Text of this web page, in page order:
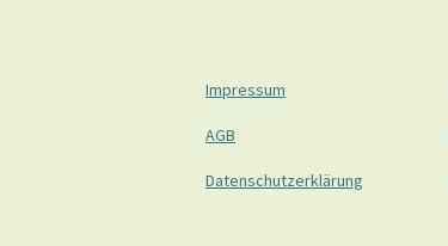
Impressum
AGB
Datenschutzerklärung